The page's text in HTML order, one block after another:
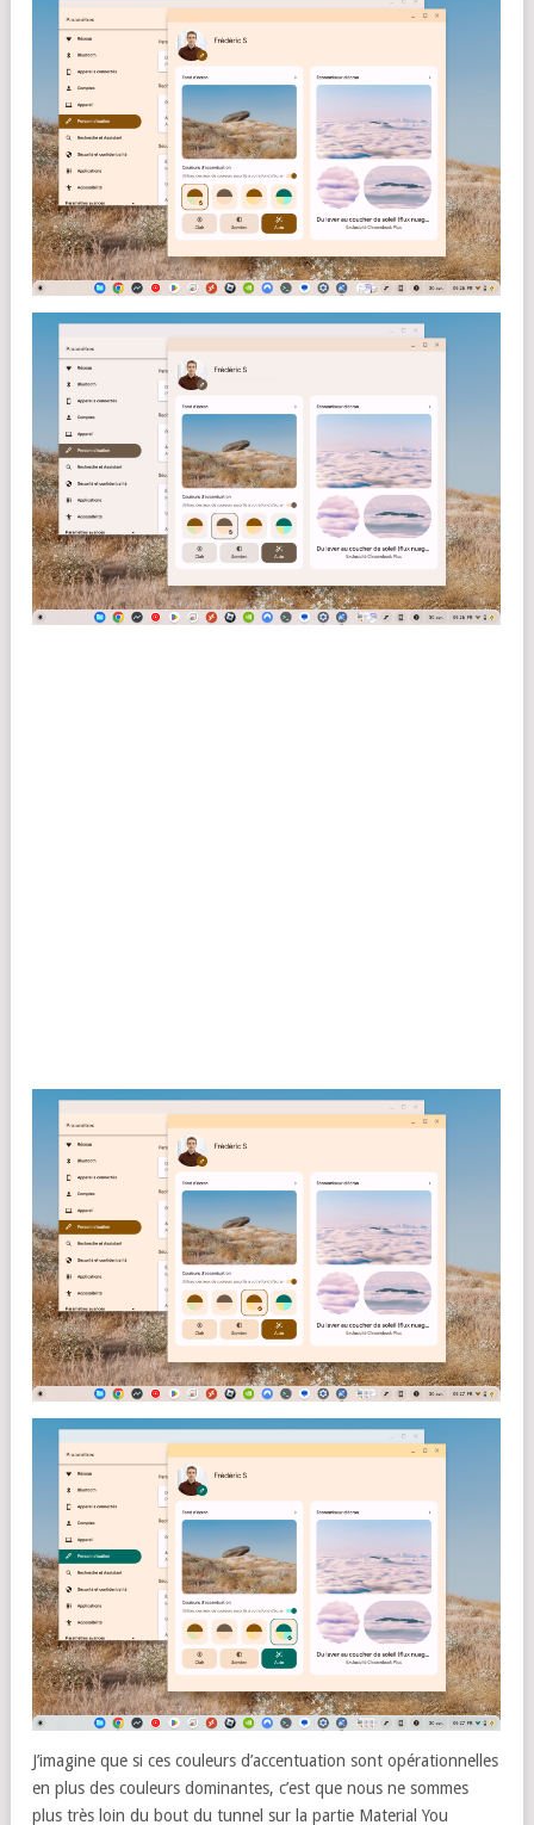
J’imagine que si ces couleurs d’accentuation sont opérationnelles
en plus des couleurs dominantes, c’est que nous ne sommes
plus très loin du bout du tunnel sur la partie Material You